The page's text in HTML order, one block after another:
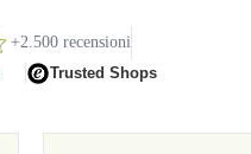
+2.500 recensioni
Trusted Shops